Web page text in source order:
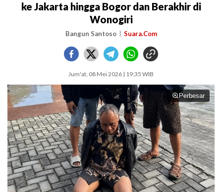
ke Jakarta hingga Bogor dan Berakhir di
Wonogiri
Bangun Santoso Suara.Com
Jum'at, 08 Mei 2026 | 19:35 WIB
Perbesar